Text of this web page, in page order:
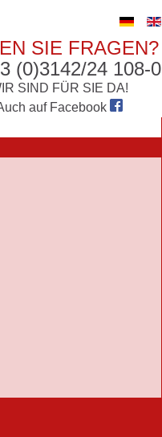
SIE FRAGEN?
(0)3142/24 108-0
SIND FÜR SIE DA!
auf Facebook